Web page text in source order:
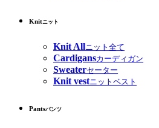
Knitニット
Knit Allニット全て
Cardigansカーディガン
Sweaterセーター
Knit vestニットベスト
Pantsパンツ